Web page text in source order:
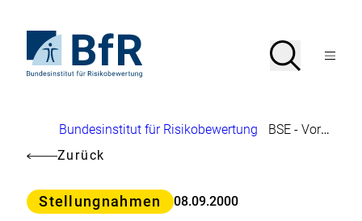
Seiteninhalt
springenStartseite
von
Suche
SucheMenü
Brotkrumennavigation
Bundesinstitut für Risikobewertung
BSE - Vorkommen bei anderen Tierarten als Rindern
Zurück
Kategorie
Stellungnahmen 08.09.2000